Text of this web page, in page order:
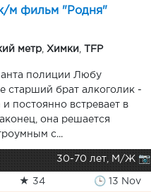
м фильм "Родня"
метр Химки TFP
полиции Любу
старший брат алкоголик -
и постоянно встревает в
она решается
с...
30-70 лет, М/Ж 📷
★ 34 🕒 13 Nov